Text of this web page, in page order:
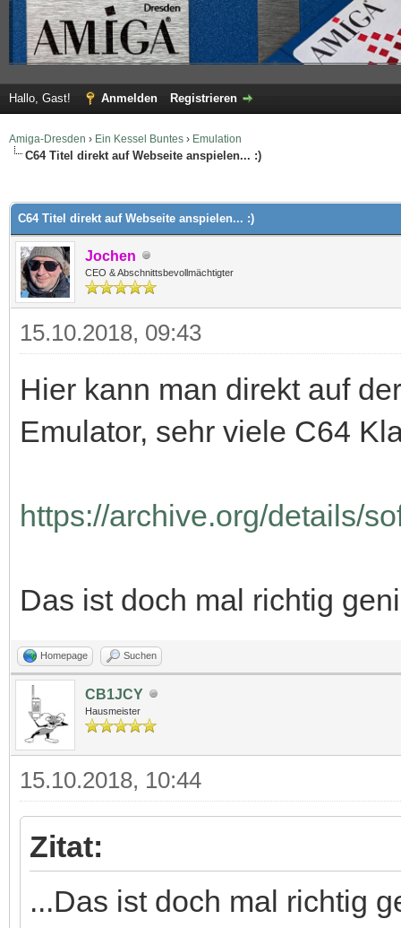
Hallo, Gast! Anmelden Registrieren
Amiga-Dresden › Ein Kessel Buntes › Emulation
C64 Titel direkt auf Webseite anspielen... :)
C64 Titel direkt auf Webseite anspielen... :)
Jochen
CEO & Abschnittsbevollmächtigter
15.10.2018, 09:43
Hier kann man direkt auf
Emulator, sehr viele C64
https://archive.org/details/
Das ist doch mal richtig
Homepage Suchen
CB1JCY
Hausmeister
15.10.2018, 10:44
Zitat:
...Das ist doch mal richtig